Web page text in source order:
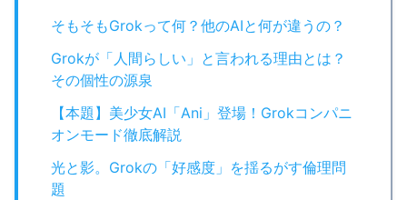
そもそもGrokって何？他のAIと何が違うの？
Grokが「人間らしい」と言われる理由とは？
その個性の源泉
【本題】美少女AI「Ani」登場！Grokコンパニ
オンモード徹底解説
光と影。Grokの「好感度」を揺るがす倫理問
題